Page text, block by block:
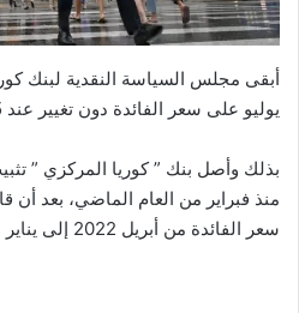
يوليو على سعر الفائدة دون تغيير عند 3.5 بالمئة .
بذلك وأصل بنك ” كوريا المركزي ”
منذ فبراير من العام الماضي، بعد أن
سعر الفائدة من أبريل 2022 إلى يناير 2023 .